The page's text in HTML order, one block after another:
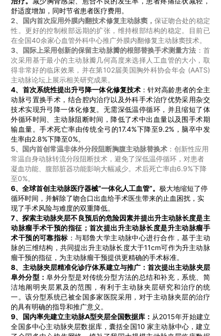
舒适度增加，同时节省患者医疗费用。
2、 国内首次应用外膜内翻技术修复主动脉窦，保证吻合处的稳定
性。更好的控制根部远期的扩张，维持根部结构的稳定。
目前已
在全国40余家心血管外科中心推广外膜内翻修复主动脉窦技术。
3、 国际上采用创新的保留主动脉瓣的根部替换手术测量方法 ： 首
次采用基于最小的主动脉瓣几何高度来选择人工血管的大小，取
得非常好的临床效果，并在第102届美国胸外科协会年会 (AATS)
主动脉论坛上展示相关研究成果。
4、 首次系统性提出升弓降一体化修复技术： 针对高龄患者的全主
动脉弓置换手术，结合腔内治疗以及外科手术治疗优势采用杂交
技术实现升弓降一体化修复。无需深低温停循环，并且缩短了体
外循环时间、主动脉阻断时间，降低了术中出血量以及围手术期
输血量。手术死亡率由传统全弓的17.4%下降至9.2% ，脑卒中发
生率由2.8%下降至0%。
5、 国内首创常温非体外分段阻断胸腹主动脉替换术 ：创新性应用
常温自身动脉转流分段阻断技术，避免了深低温停循环，对患者
凝血功能、腹部脏器功能影响大幅减少。术后死亡率由6.9%下降
至0%。
6、全球首创主动脉医疗器械“一体化人工血管”。极大地缩短了停
循环时间，并解除了吻合口出血给手术医生带来的止血困扰，实
现了手术风险与难度的双重降低。
7、 探索主动脉夹层不良预后的危险因素并提出升主动脉长度是主
动脉瘤手术干预的指征 ；首次提出升主动脉长度是升主动脉瘤手
术干预的可靠指标 ：与耶鲁大学主动脉中心进行合作，基于主动
脉的三维结构，共同提出升主动脉长度大于11cm可作为升主动脉
瘤干预的指征，为主动脉瘤干预提供更精确的手术标准。
8、 主动脉夹层精准化诊疗体系建立与推广： 首次提出主动脉夹层
阜外分型：阜外分型是对传统分型方法的总结和补充，系统、简
洁地阐明夹层累及的范围，有利于主动脉夹层研究和治疗的统
一。该分型系统已被全国多家医院采用，对于主动脉夹层的治疗
的具有明确的指导和推广意义。
9、 国内率先建立主动脉A型夹层全国数据库： 从2015年开始建立
全国多中心主动脉夹层数据库，囊括全国10家主动脉中心，建立